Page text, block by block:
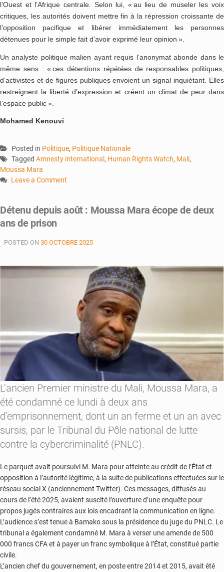
l’Ouest et l’Afrique centrale. Selon lui, « au lieu de museler les voix
critiques, les autorités doivent mettre fin à la répression croissante de
l’opposition pacifique et libérer immédiatement les personnes
détenues pour le simple fait d’avoir exprimé leur opinion ».
Un analyste politique malien ayant requis l’anonymat abonde dans le
même sens : « ces détentions répétées de responsables politiques,
d’activistes et de figures publiques envoient un signal inquiétant. Elles
restreignent la liberté d’expression et créent un climat de peur dans
l’espace public ».
Mohamed Kenouvi
Posted in Politique, Politique Nationale
Tagged Amnesty international , Human Rights Watch, Mali,
Moussa Mara
Leave a Comment
:
La
aux
des
Détenu depuis août : Moussa Mara écope de deux
ans de prison
POSTED ON 30 OCTOBRE 2025
L’ancien Premier ministre du Mali, Moussa Mara, a
été condamné ce lundi à deux ans
d’emprisonnement, dont un an ferme et un an avec
sursis, par le Tribunal du Pôle national de lutte
contre la cybercriminalité (PNLC).
Le parquet avait poursuivi M. Mara pour atteinte au crédit de l’État et
opposition à l’autorité légitime, à la suite de publications effectuées sur le
réseau social X (anciennement Twitter). Ces messages, diffusés au
cours de l’été 2025, avaient suscité l’ouverture d’une enquête pour
propos jugés contraires aux lois encadrant la communication en ligne.
L’audience s’est tenue à Bamako sous la présidence du juge du PNLC. Le
tribunal a également condamné M. Mara à verser une amende de 500
000 francs CFA et à payer un franc symbolique à l’État, constitué partie
civile.
L’ancien chef du gouvernement, en poste entre 2014 et 2015, avait été